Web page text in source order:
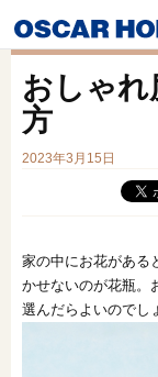
おしゃ
方
2023年3月15日
家の中にお花がある
かせないのが花瓶。
選んだらよいのでし